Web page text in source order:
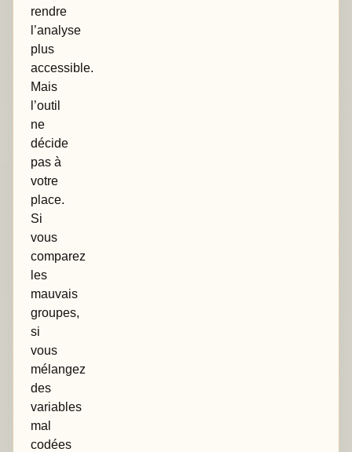
rendre
l’analyse
plus
accessible.
Mais
l’outil
ne
décide
pas à
votre
place.
Si
vous
comparez
les
mauvais
groupes,
si
vous
mélangez
des
variables
mal
codées